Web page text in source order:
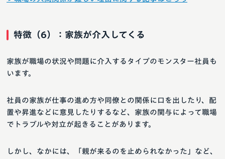
特徴（6）：家族が介入してくる
家族が職場の状況や問題に介入するタイプのモンスター社員も
います。
社員の家族が仕事の進め方や同僚との関係に口を出したり、配
置や昇進などに意見したりするなど、家族の関与によって職場
でトラブルや対立が起きることがあります。
しかし、なかには、「親が来るのを止められなかった」など、